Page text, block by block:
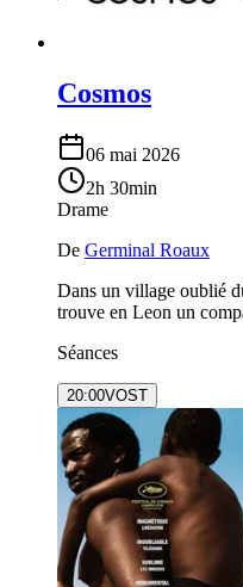
Cosmos
06 mai 2026
2h 30min
Drame
De Germinal Roaux
Dans un village oublié
trouve en Leon un
Séances
20:00VOST